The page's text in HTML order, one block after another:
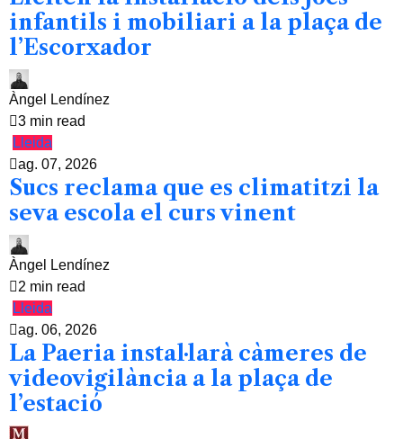
infantils i mobiliari a la plaça de
l’Escorxador
Àngel Lendínez
3 min read
Lleida
ag. 07, 2026
Sucs reclama que es climatitzi la
seva escola el curs vinent
Àngel Lendínez
2 min read
Lleida
ag. 06, 2026
La Paeria instal·larà càmeres de
videovigilància a la plaça de
l’estació